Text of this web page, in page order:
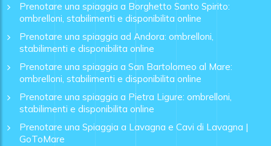
Prenotare una spiaggia a Borghetto Santo Spirito:
ombrelloni, stabilimenti e disponibilita online
Prenotare una spiaggia ad Andora: ombrelloni,
stabilimenti e disponibilita online
Prenotare una spiaggia a San Bartolomeo al Mare:
ombrelloni, stabilimenti e disponibilita online
Prenotare una spiaggia a Pietra Ligure: ombrelloni,
stabilimenti e disponibilita online
Prenotare una Spiaggia a Lavagna e Cavi di Lavagna |
GoToMare